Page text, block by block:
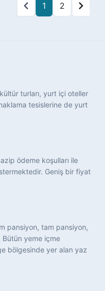
1 2
turları, yurt içi oteller
tesislerine de yurt
ödeme koşulları ile
Geniş bir fiyat
pansiyon, tam pansiyon,
Bütün yeme içme
bölgesinde yer alan yaz